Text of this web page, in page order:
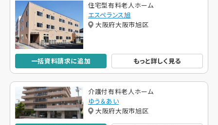
住宅型有料老人ホーム
エスペランス旭
大阪府大阪市旭区
一括資料請求に追加 もっと詳しく見る
介護付有料老人ホーム
ゆう＆あい
大阪府大阪市旭区